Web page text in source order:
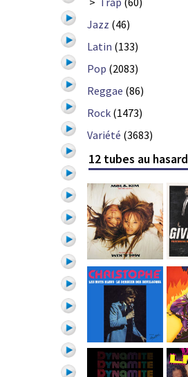
Jazz (46)
Latin (133)
Pop (2083)
Reggae (86)
Rock (1473)
Variété (3683)
12 tubes au hasard